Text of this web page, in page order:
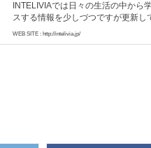
INTELIVIAでは日々の生活の中から
スする情報を少しづつですが更新し
WEB SITE : http://intelivia.jp/